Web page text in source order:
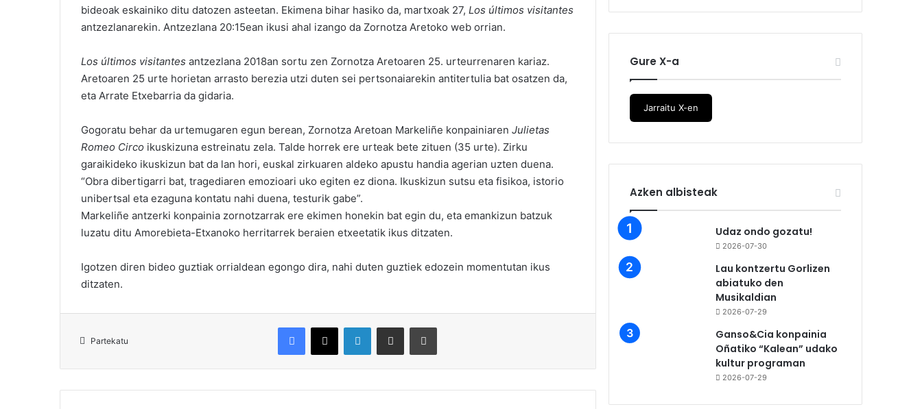
bideoak eskainiko ditu datozen asteetan. Ekimena bihar hasiko da, martxoak 27, Los últimos visitantes
antzezlanarekin. Antzezlana 20:15ean ikusi ahal izango da Zornotza Aretoko web orrian.
Los últimos visitantes antzezlana 2018an sortu zen Zornotza Aretoaren 25. urteurrenaren kariaz.
Aretoaren 25 urte horietan arrasto berezia utzi duten sei pertsonaiarekin antitertulia bat osatzen da,
eta Arrate Etxebarria da gidaria.
Gogoratu behar da urtemugaren egun berean, Zornotza Aretoan Markeliñe konpainiaren Julietas
Romeo Circo ikuskizuna estreinatu zela. Talde horrek ere urteak bete zituen (35 urte). Zirku
garaikideko ikuskizun bat da lan hori, euskal zirkuaren aldeko apustu handia agerian uzten duena.
“Obra dibertigarri bat, tragediaren emozioari uko egiten ez diona. Ikuskizun sutsu eta fisikoa, istorio
unibertsal eta ezaguna kontatu nahi duena, testurik gabe”.
Markeliñe antzerki konpainia zornotzarrak ere ekimen honekin bat egin du, eta emankizun batzuk
luzatu ditu Amorebieta-Etxanoko herritarrek beraien etxeetatik ikus ditzaten.
Igotzen diren bideo guztiak orrialdean egongo dira, nahi duten guztiek edozein momentutan ikus
ditzaten.
Partekatu
Gure X-a
Jarraitu X-en
Azken albisteak
Udaz ondo gozatu!
2026-07-30
Lau kontzertu Gorlizen
abiatuko den
Musikaldian
2026-07-29
Ganso&Cia konpainia
Oñatiko “Kalean” udako
kultur programan
2026-07-29